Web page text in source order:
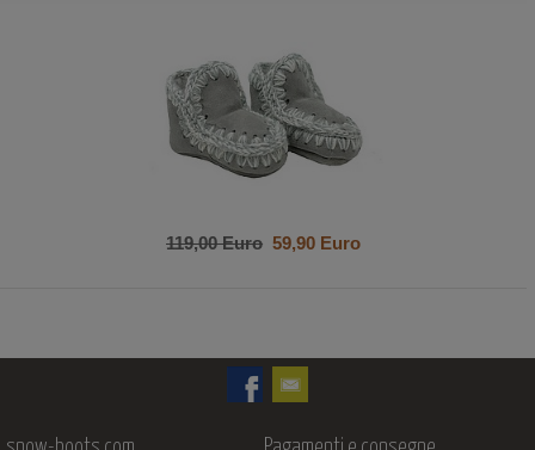
119,00 Euro 59,90 Euro